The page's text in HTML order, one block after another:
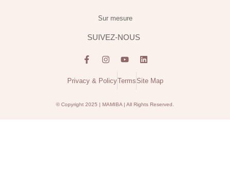
Sur mesure
SUIVEZ-NOUS
Privacy & PolicyTerms Site Map
© Copyright 2025 | MAMIBA | All Rights Reserved.